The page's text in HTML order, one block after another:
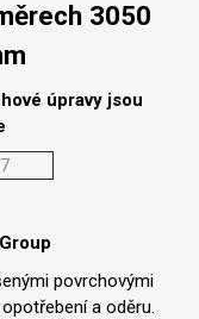
3050
úpravy jsou
povrchovými
a oděru.